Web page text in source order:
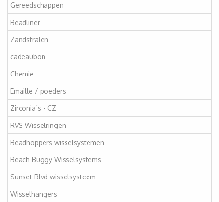
Gereedschappen
Beadliner
Zandstralen
cadeaubon
Chemie
Emaille / poeders
Zirconia`s - CZ
RVS Wisselringen
Beadhoppers wisselsystemen
Beach Buggy Wisselsystems
Sunset Blvd wisselsysteem
Wisselhangers